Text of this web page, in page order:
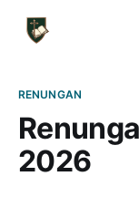
RENUNGAN
2026